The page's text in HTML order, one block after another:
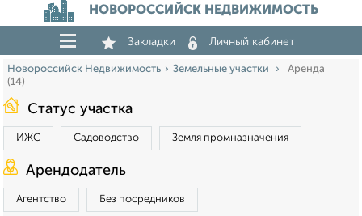
НОВОРОССИЙСК НЕДВИЖИМОСТЬ
Закладки Личный кабинет
Новороссийск Недвижимость Земельные участки
Аренда
(14)
Статус участка
ИЖС Садоводство Земля промназначения
Арендодатель
Агентство Без посредников